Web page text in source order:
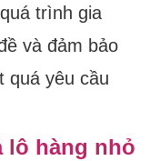
trình gia
và đảm bảo
quá yêu cầu
lô hàng nhỏ